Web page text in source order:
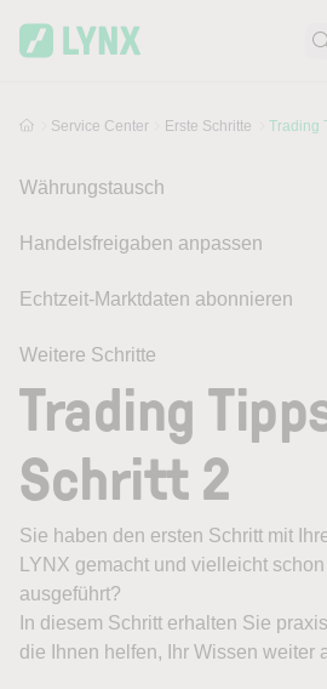
Service Center Erste Schritte Trading
Währungstausch
Handelsfreigaben anpassen
Echtzeit-Marktdaten abonnieren
Weitere Schritte
Trading
Schritt 2
Sie haben den ersten Schritt mit
LYNX gemacht und vielleicht
ausgeführt?
In diesem Schritt erhalten Sie
die Ihnen helfen, Ihr Wissen weiter